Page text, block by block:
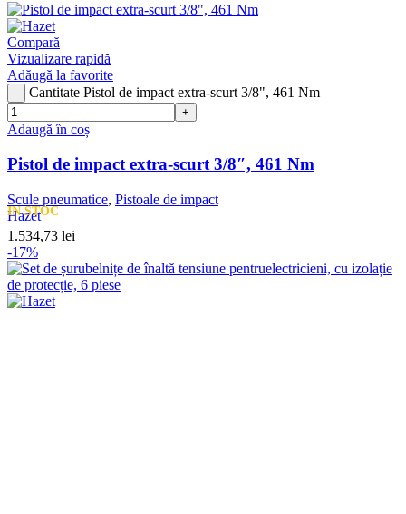
Compară
Vizualizare rapidă
Adăugă la favorite
Cantitate Pistol de impact extra-scurt 3/8", 461 Nm
Adaugă în coș
Pistol de impact extra-scurt 3/8″, 461 Nm
Scule pneumatice, Pistoale de impact
Hazet
IN STOC
1.534,73 lei
-17%